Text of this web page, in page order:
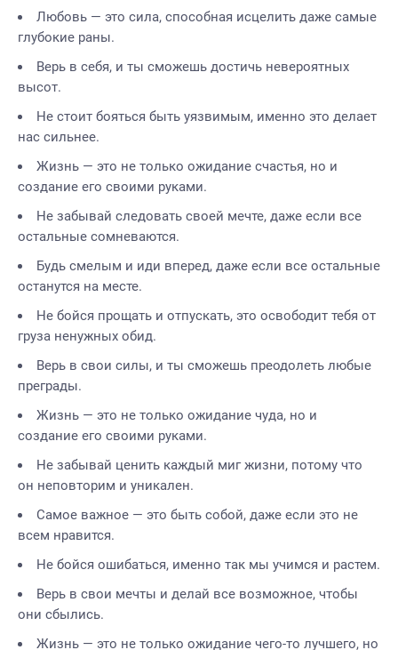
Любовь — это сила, способная исцелить даже самые
глубокие раны.
Верь в себя, и ты сможешь достичь невероятных
высот.
Не стоит бояться быть уязвимым, именно это делает
нас сильнее.
Жизнь — это не только ожидание счастья, но и
создание его своими руками.
Не забывай следовать своей мечте, даже если все
остальные сомневаются.
Будь смелым и иди вперед, даже если все остальные
останутся на месте.
Не бойся прощать и отпускать, это освободит тебя от
груза ненужных обид.
Верь в свои силы, и ты сможешь преодолеть любые
преграды.
Жизнь — это не только ожидание чуда, но и
создание его своими руками.
Не забывай ценить каждый миг жизни, потому что
он неповторим и уникален.
Самое важное — это быть собой, даже если это не
всем нравится.
Не бойся ошибаться, именно так мы учимся и растем.
Верь в свои мечты и делай все возможное, чтобы
они сбылись.
Жизнь — это не только ожидание чего-то лучшего, но